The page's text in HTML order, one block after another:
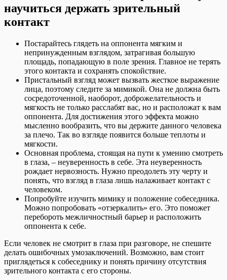
научиться держать зрительный
контакт
Постарайтесь глядеть на оппонента мягким и
непринужденным взглядом, затрагивая большую
площадь, попадающую в поле зрения. Главное не терять
этого контакта и сохранять спокойствие.
Пристальный взгляд может вызвать жесткое выражение
лица, поэтому следите за мимикой. Она не должна быть
сосредоточенной, наоборот, доброжелательность и
мягкость не только расслабят вас, но и расположат к вам
оппонента. Для достижения этого эффекта можно
мысленно вообразить, что вы держите данного человека
за плечо. Так во взгляде появится больше теплоты и
мягкости.
Основная проблема, стоящая на пути к умению смотреть
в глаза, – неуверенность в себе. Эта неуверенность
рождает нервозность. Нужно преодолеть эту черту и
понять, что взгляд в глаза лишь налаживает контакт с
человеком.
Попробуйте изучить мимику и положение собеседника.
Можно попробовать «отзеркалить» его. Это поможет
перебороть межличностный барьер и расположить
оппонента к себе.
Если человек не смотрит в глаза при разговоре, не спешите
делать ошибочных умозаключений. Возможно, вам стоит
приглядеться к собеседнику и понять причину отсутствия
зрительного контакта с его стороны.